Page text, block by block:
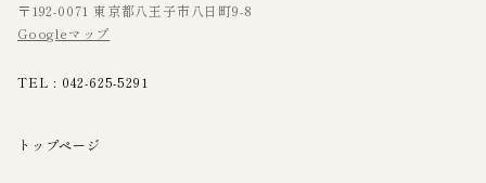
〒192-0071 東京都八王子市八日町9-8
Googleマップ
TEL : 042-625-5291
トップページ